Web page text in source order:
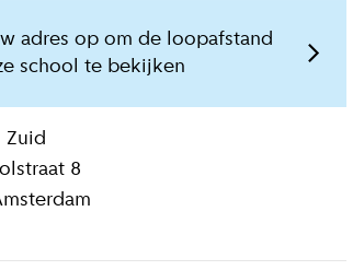
adres op om de loopafstand
school te bekijken
Zuid
8